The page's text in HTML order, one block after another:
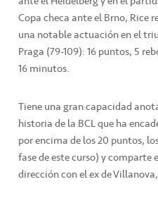
Copa checa ante el Brno, Rice
una notable actuación en el
Praga (79-109): 16 puntos, 5
16 minutos.
Tiene una gran capacidad
historia de la BCL que ha
por encima de los 20 puntos,
fase de este curso) y comparte
dirección con el ex de